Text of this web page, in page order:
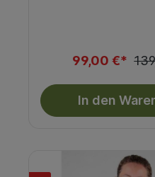
99,00 €*
In den